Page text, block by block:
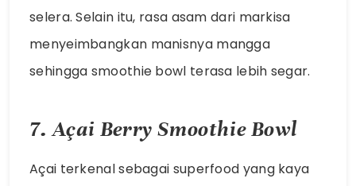
selera. Selain itu, rasa asam dari markisa
menyeimbangkan manisnya mangga
sehingga smoothie bowl terasa lebih segar.
7. Açai Berry Smoothie Bowl
Açai terkenal sebagai superfood yang kaya